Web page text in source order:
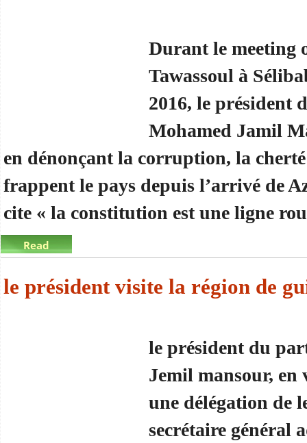
Durant le meeting
Tawassoul à
2016, le président
Mohamed Jamil
en dénonçant la corruption, la
frappent le pays depuis l’arrivé de
cite « la constitution est une ligne
Read
moreabout Jamil Mansour « la constitution est une
le président visite la région de
le président du
Jemil mansour, en
une délégation de
secrétaire général